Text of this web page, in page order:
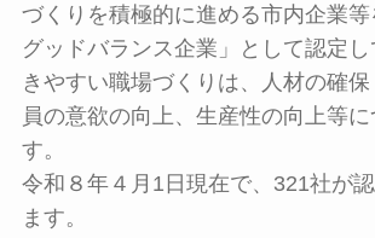
づくりを積極的に進める市内企業等
グッドバランス企業」として認定
きやすい職場づくりは、人材の確
員の意欲の向上、生産性の向上等に
す。
令和８年４月1日現在で、321社が
ます。